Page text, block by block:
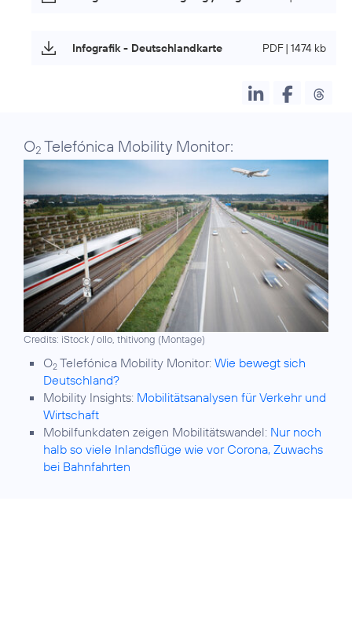
Infografik - Deutschlandkarte PDF | 1474 kb
O2 Telefónica Mobility Monitor:
Credits: iStock / ollo, thitivong (Montage)
O2 Telefónica Mobility Monitor: Wie bewegt sich
Deutschland?
Mobility Insights: Mobilitätsanalysen für Verkehr und
Wirtschaft
Mobilfunkdaten zeigen Mobilitätswandel: Nur noch
halb so viele Inlandsflüge wie vor Corona, Zuwachs
bei Bahnfahrten